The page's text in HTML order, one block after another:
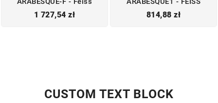
1 727,54 złCena 814,88 złCena
CUSTOM TEXT BLOCK